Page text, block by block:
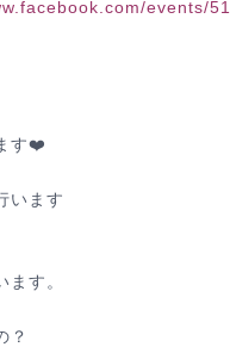
events/
す❤️
います
す。
？